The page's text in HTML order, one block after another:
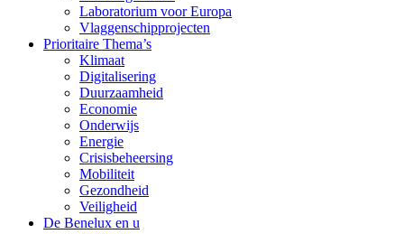
Laboratorium voor Europa
Vlaggenschipprojecten
Prioritaire Thema’s
Klimaat
Digitalisering
Duurzaamheid
Economie
Onderwijs
Energie
Crisisbeheersing
Mobiliteit
Gezondheid
Veiligheid
De Benelux en u